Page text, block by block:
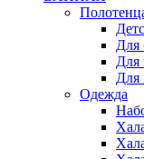
Для
Для
Для
Одежда